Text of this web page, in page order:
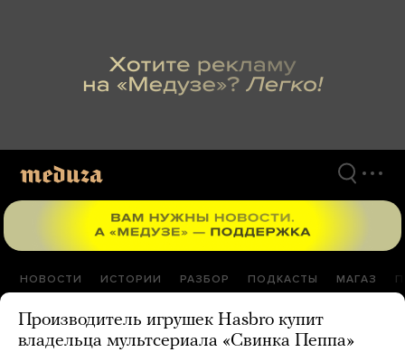
НОВОСТИ ИСТОРИИ РАЗБОР ПОДКАСТЫ МАГАЗ
Производитель игрушек Hasbro купит
владельца мультсериала «Свинка Пеппа»